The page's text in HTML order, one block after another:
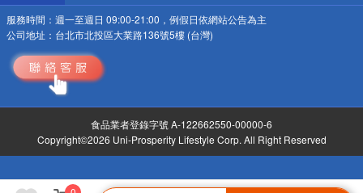
服務時間： 週一至週日 09:00-21:00，例假日依網站公告為主
公司地址： 台北市北投區大業路136號5樓 (台灣)
食品業者登錄字號 A-122662550-00000-6
Copyright©2026 Uni-Prosperity Lifestyle Corp. All Right Reserved